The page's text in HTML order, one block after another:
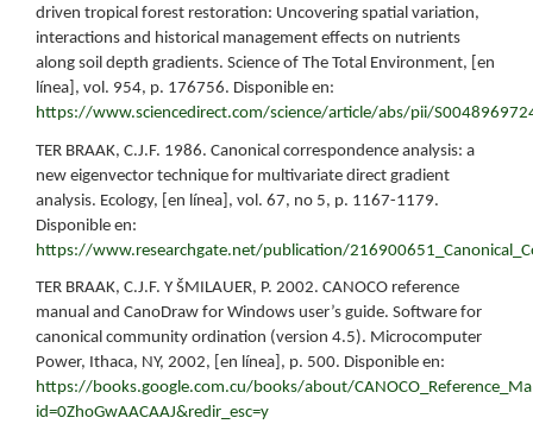
driven tropical forest restoration: Uncovering spatial variation,
interactions and historical management effects on nutrients
along soil depth gradients. Science of The Total Environment, [en
línea], vol. 954, p. 176756. Disponible en:
https://www.sciencedirect.com/science/article/abs/pii/
TER BRAAK, C.J.F. 1986. Canonical correspondence analysis: a
new eigenvector technique for multivariate direct gradient
analysis. Ecology, [en línea], vol. 67, no 5, p. 1167-1179.
Disponible en:
https://www.researchgate.net/publication/
TER BRAAK, C.J.F. Y ŠMILAUER, P. 2002. CANOCO reference
manual and CanoDraw for Windows user’s guide. Software for
canonical community ordination (version 4.5). Microcomputer
Power, Ithaca, NY, 2002, [en línea], p. 500. Disponible en:
https://books.google.com.cu/books/about/
id=0ZhoGwAACAAJ&redir_esc=y